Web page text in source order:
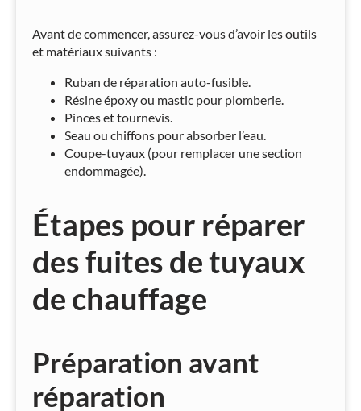
Avant de commencer, assurez-vous d’avoir les outils
et matériaux suivants :
Ruban de réparation auto-fusible.
Résine époxy ou mastic pour plomberie.
Pinces et tournevis.
Seau ou chiffons pour absorber l’eau.
Coupe-tuyaux (pour remplacer une section
endommagée).
Étapes pour réparer
des fuites de tuyaux
de chauffage
Préparation avant
réparation